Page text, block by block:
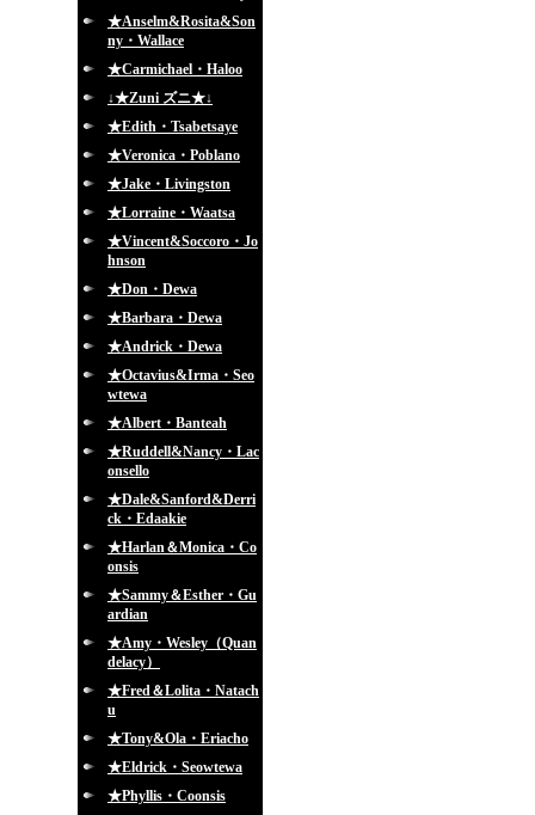
★Anselm&Rosita&Son
ny・Wallace
★Carmichael・Haloo
↓★Zuni ズニ★↓
★Edith・Tsabetsaye
★Veronica・Poblano
★Jake・Livingston
★Lorraine・Waatsa
★Vincent&Soccoro・Jo
hnson
★Don・Dewa
★Barbara・Dewa
★Andrick・Dewa
★Octavius&Irma・Seo
wtewa
★Albert・Banteah
★Ruddell&Nancy・Lac
onsello
★Dale&Sanford&Derri
ck・Edaakie
★Harlan＆Monica・Co
onsis
★Sammy＆Esther・Gu
ardian
★Amy・Wesley（Quan
delacy）
★Fred＆Lolita・Natach
u
★Tony&Ola・Eriacho
★Eldrick・Seowtewa
★Phyllis・Coonsis